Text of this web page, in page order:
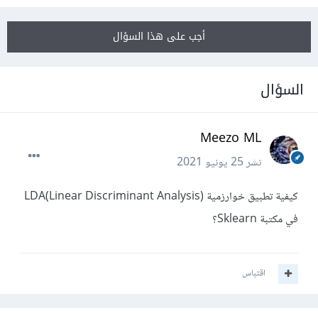
أجب على هذا السؤال
السؤال
Meezo ML
نشر25 يونيو 2021
كيفية تطبيق خوارزمية LDA(Linear Discriminant Analysis)
في مكتبة Sklearn؟
اقتباس